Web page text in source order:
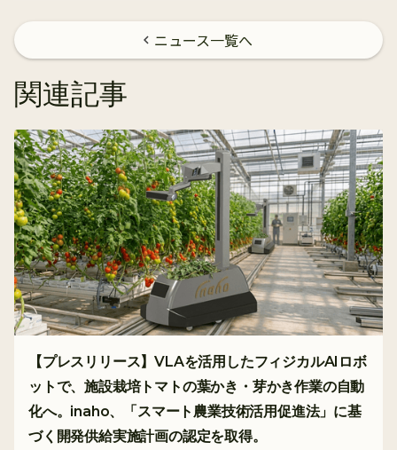
chevron_left ニュース一覧へ
関連記事
【プレスリリース】VLAを活用したフィジカルAIロボ
ットで、施設栽培トマトの葉かき・芽かき作業の自動
化へ。inaho、「スマート農業技術活用促進法」に基
づく開発供給実施計画の認定を取得。